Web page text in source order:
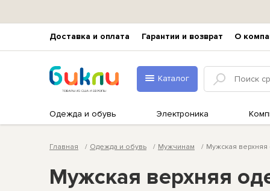
Доставка и оплата Гарантии и возврат О
Каталог
Одежда и обувь Электроника
Главная Одежда и обувь Мужчинам Мужская верхняя
Мужская верхняя